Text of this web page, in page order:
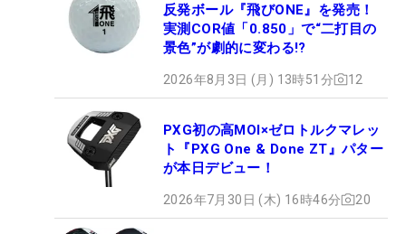
反発ボール『飛びONE』を発売！
実測COR値「0.850」で“二打目の
景色”が劇的に変わる!?
2026年8月3日 (月) 13時51分 12
PXG初の高MOI×ゼロトルクマレッ
ト『PXG One & Done ZT』パター
が本日デビュー！
2026年7月30日 (木) 16時46分 20